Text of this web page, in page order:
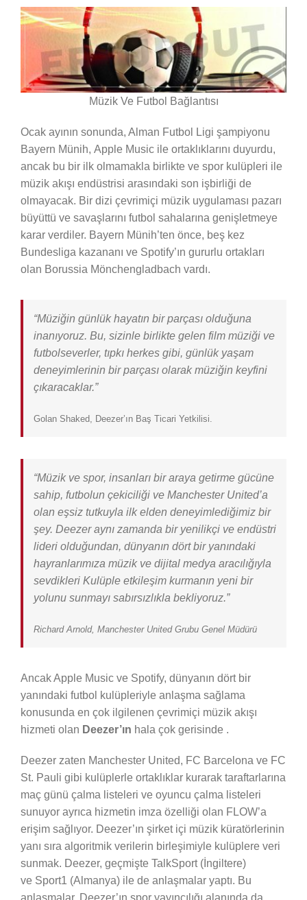
Müzik Ve Futbol Bağlantısı
Ocak ayının sonunda, Alman Futbol Ligi şampiyonu
Bayern Münih, Apple Music ile ortaklıklarını duyurdu,
ancak bu bir ilk olmamakla birlikte ve spor kulüpleri ile
müzik akışı endüstrisi arasındaki son işbirliği de
olmayacak. Bir dizi çevrimiçi müzik uygulaması pazarı
büyüttü ve savaşlarını futbol sahalarına genişletmeye
karar verdiler. Bayern Münih’ten önce, beş kez
Bundesliga kazananı ve Spotify’ın gururlu ortakları
olan Borussia Mönchengladbach vardı.
“Müziğin günlük hayatın bir parçası olduğuna
inanıyoruz. Bu, sizinle birlikte gelen film müziği ve
futbolseverler, tıpkı herkes gibi, günlük yaşam
deneyimlerinin bir parçası olarak müziğin keyfini
çıkaracaklar.”
Golan Shaked, Deezer’ın Baş Ticari Yetkilisi.
“Müzik ve spor, insanları bir araya getirme gücüne
sahip, futbolun çekiciliği ve Manchester United’a
olan eşsiz tutkuyla ilk elden deneyimlediğimiz bir
şey. Deezer aynı zamanda bir yenilikçi ve endüstri
lideri olduğundan, dünyanın dört bir yanındaki
hayranlarımıza müzik ve dijital medya aracılığıyla
sevdikleri Kulüple etkileşim kurmanın yeni bir
yolunu sunmayı sabırsızlıkla bekliyoruz.”
Richard Arnold, Manchester United Grubu Genel Müdürü
Ancak Apple Music ve Spotify, dünyanın dört bir
yanındaki futbol kulüpleriyle anlaşma sağlama
konusunda en çok ilgilenen çevrimiçi müzik akışı
hizmeti olan Deezer’ın hala çok gerisinde .
Deezer zaten Manchester United, FC Barcelona ve FC
St. Pauli gibi kulüplerle ortaklıklar kurarak taraftarlarına
maç günü çalma listeleri ve oyuncu çalma listeleri
sunuyor ayrıca hizmetin imza özelliği olan FLOW’a
erişim sağlıyor. Deezer’ın şirket içi müzik küratörlerinin
yanı sıra algoritmik verilerin birleşimiyle kulüplere veri
sunmak. Deezer, geçmişte TalkSport (İngiltere)
ve Sport1 (Almanya) ile de anlaşmalar yaptı. Bu
anlaşmalar, Deezer’ın spor yayıncılığı alanında da